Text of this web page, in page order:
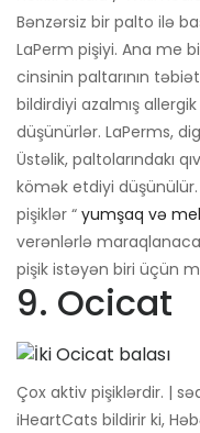
Bənzərsiz bir palto ilə
LaPerm pişiyi. Ana me
cinsinin paltarının
bildirdiyi azalmış
düşünürlər. LaPerms,
Üstəlik, paltolarındakı
kömək etdiyi düşünülür.
pişiklər “ yumşaq və
verənlərlə
pişik istəyən biri üçün
9. Ocicat
Çox aktiv pişiklərdir. |
iHeartCats bildirir ki,